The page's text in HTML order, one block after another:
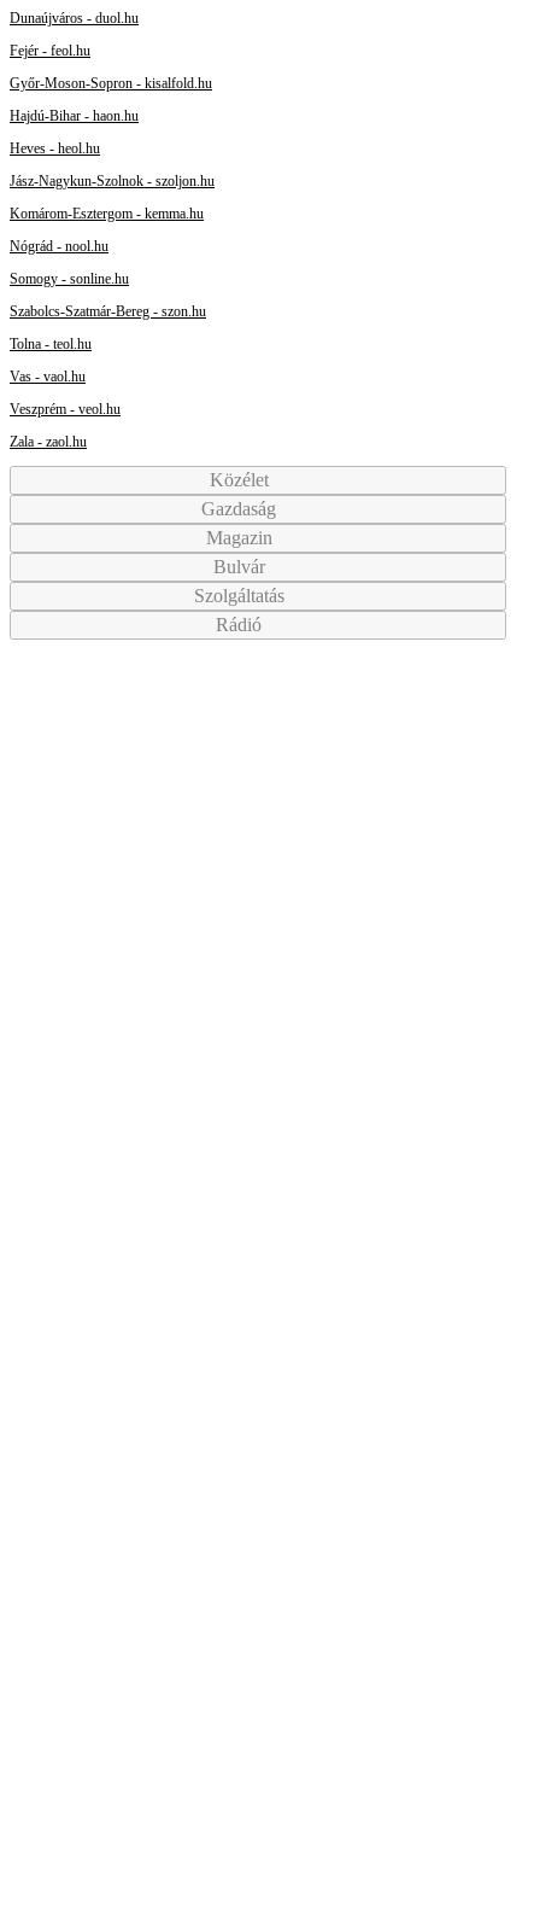
Dunaújváros - duol.hu
Fejér - feol.hu
Győr-Moson-Sopron - kisalfold.hu
Hajdú-Bihar - haon.hu
Heves - heol.hu
Jász-Nagykun-Szolnok - szoljon.hu
Komárom-Esztergom - kemma.hu
Nógrád - nool.hu
Somogy - sonline.hu
Szabolcs-Szatmár-Bereg - szon.hu
Tolna - teol.hu
Vas - vaol.hu
Veszprém - veol.hu
Zala - zaol.hu
Közélet
Gazdaság
Magazin
Bulvár
Szolgáltatás
Rádió